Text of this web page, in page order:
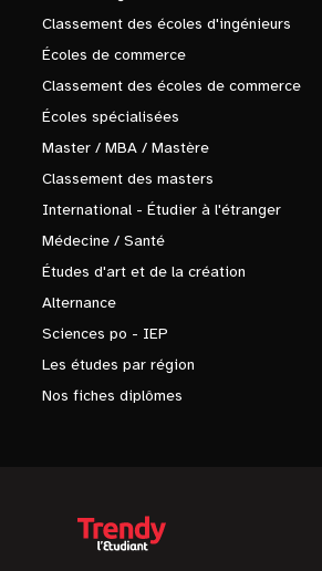
Classement des écoles d'ingénieurs
Écoles de commerce
Classement des écoles de commerce
Écoles spécialisées
Master / MBA / Mastère
Classement des masters
International - Étudier à l'étranger
Médecine / Santé
Études d'art et de la création
Alternance
Sciences po - IEP
Les études par région
Nos fiches diplômes